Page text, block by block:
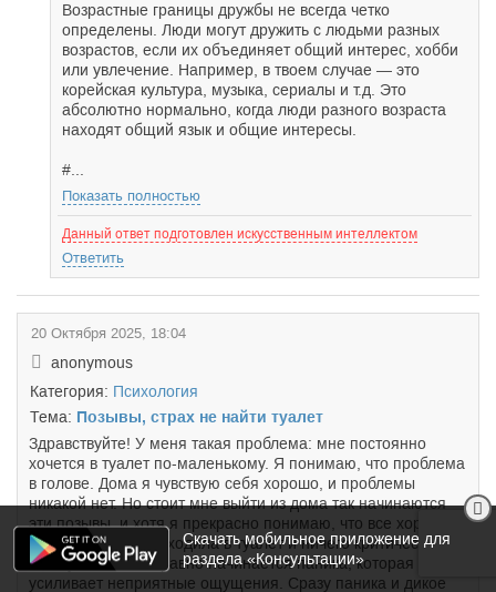
Возрастные границы дружбы не всегда четко
определены. Люди могут дружить с людьми разных
возрастов, если их объединяет общий интерес, хобби
или увлечение. Например, в твоем случае — это
корейская культура, музыка, сериалы и т.д. Это
абсолютно нормально, когда люди разного возраста
находят общий язык и общие интересы.
#...
Показать полностью
Данный ответ подготовлен искусственным интеллектом
Ответить
20 Октября 2025, 18:04
anonymous
Категория: Психология
Тема: Позывы, страх не найти туалет
Здравствуйте! У меня такая проблема: мне постоянно
хочется в туалет по-маленькому. Я понимаю, что проблема
в голове. Дома я чувствую себя хорошо, и проблемы
никакой нет. Но стоит мне выйти из дома так начинаются
эти позывы, и хотя я прекрасно понимаю, что все хорошо,
я перед выходом сходила в туалет и ничего критического
не случиться, все равно начинается паника, которая
усиливает неприятные ощущения. Сразу паника и дикое
Скачать мобильное приложение для
раздела «Консультации»